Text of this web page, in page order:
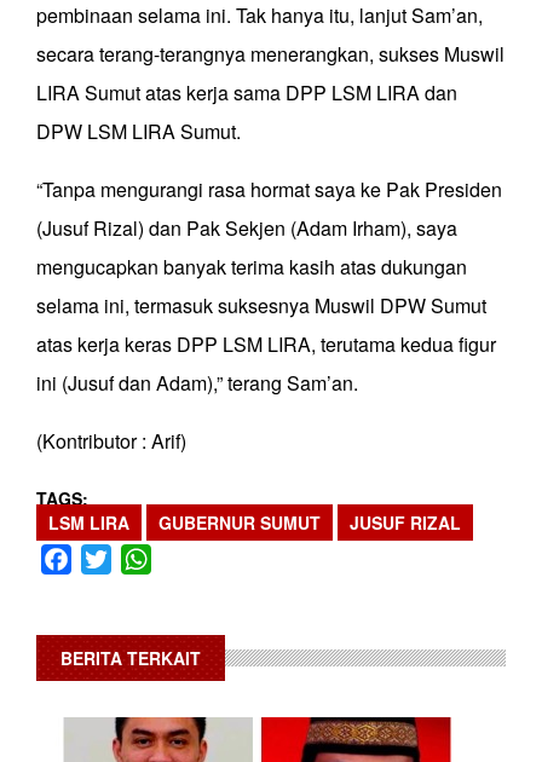
pembinaan selama ini. Tak hanya itu, lanjut Sam’an,
secara terang-terangnya menerangkan, sukses Muswil
LIRA Sumut atas kerja sama DPP LSM LIRA dan
DPW LSM LIRA Sumut.
“Tanpa mengurangi rasa hormat saya ke Pak Presiden
(Jusuf Rizal) dan Pak Sekjen (Adam Irham), saya
mengucapkan banyak terima kasih atas dukungan
selama ini, termasuk suksesnya Muswil DPW Sumut
atas kerja keras DPP LSM LIRA, terutama kedua figur
ini (Jusuf dan Adam),” terang Sam’an.
(Kontributor : Arif)
TAGS
LSM LIRA
GUBERNUR SUMUT JUSUF RIZAL
Facebook
Twitter
BERITA TERKAIT